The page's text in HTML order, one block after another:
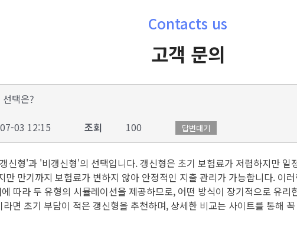
Contacts us
고객 문의
택은?
03 12:15 조회 100 답변대기
신형'과 '비갱신형'의 선택입니다. 갱신형은 초기 보험료가 저렴하지만
만기까지 보험료가 변하지 않아 안정적인 지출 관리가 가능합니다. 이
따라 두 유형의 시뮬레이션을 제공하므로, 어떤 방식이 장기적으로 유
면 초기 부담이 적은 갱신형을 추천하며, 상세한 비교는 사이트를 통해